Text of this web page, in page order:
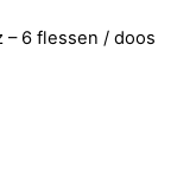
– 6 flessen / doos